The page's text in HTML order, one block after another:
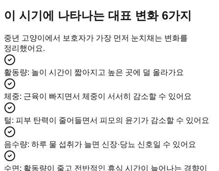
이 시기에 나타나는 대표 변화 6가지
중년 고양이에서 보호자가 가장 먼저 눈치채는 변화를
정리했어요.
활동량: 놀이 시간이 짧아지고 높은 곳에 덜 올라가요
체중: 근육이 빠지면서 체중이 서서히 감소할 수 있어요
털: 피부 탄력이 줄어들면서 피모의 윤기가 감소할 수 있어요
음수량: 하루 물 섭취가 늘면 신장·당뇨 신호일 수 있어요
수면 : 활동량이 줄고 전반적인 휴식 시간이 늘어나는 경향이